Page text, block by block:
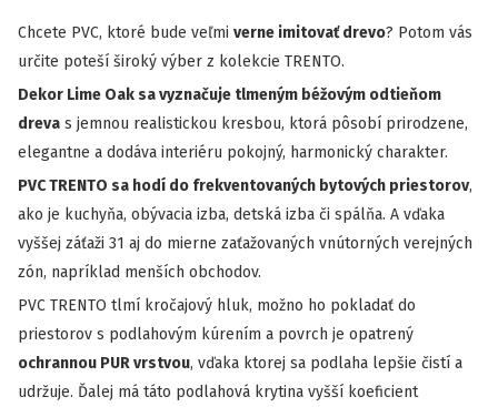
Chcete PVC, ktoré bude veľmi verne imitovať drevo? Potom vás
určite poteší široký výber z kolekcie TRENTO.
Dekor Lime Oak sa vyznačuje tlmeným béžovým odtieňom
dreva s jemnou realistickou kresbou, ktorá pôsobí prirodzene,
elegantne a dodáva interiéru pokojný, harmonický charakter.
PVC TRENTO sa hodí do frekventovaných bytových priestorov,
ako je kuchyňa, obývacia izba, detská izba či spálňa. A vďaka
vyššej záťaži 31 aj do mierne zaťažovaných vnútorných verejných
zón, napríklad menších obchodov.
PVC TRENTO tlmí kročajový hluk, možno ho pokladať do
priestorov s podlahovým kúrením a povrch je opatrený
ochrannou PUR vrstvou, vďaka ktorej sa podlaha lepšie čistí a
udržuje. Ďalej má táto podlahová krytina vyšší koeficient